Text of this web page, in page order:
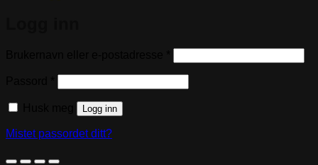
Logg inn
Mistet passordet ditt?